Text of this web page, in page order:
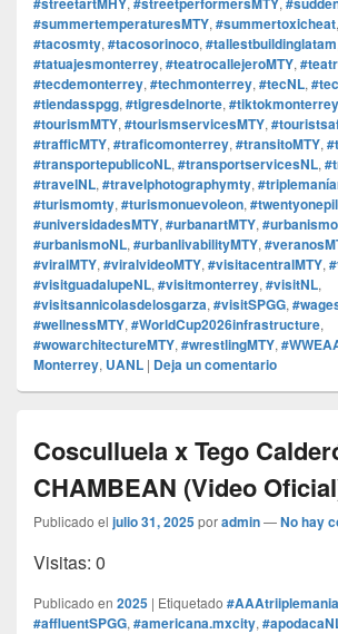
#summertemperaturesMTY, #summertoxicheat,
#tacosmty, #tacosorinoco, #tallestbuildinglatam
#tatuajesmonterrey, #teatrocallejeroMTY,
#tecdemonterrey, #techmonterrey, #tecNL,
#tiendasspgg, #tigresdelnorte, #tiktokmonterrey
#tourismMTY, #tourismservicesMTY,
#trafficMTY, #traficomonterrey, #transitoMTY,
#transportepublicoNL, #transportservicesNL,
#travelNL, #travelphotographymty,
#turismomty, #turismonuevoleon,
#universidadesMTY, #urbanartMTY,
#urbanismoNL, #urbanlivabilityMTY,
#viralMTY, #viralvideoMTY, #visitacentralMTY,
#visitguadalupeNL, #visitmonterrey, #visitNL,
#visitsannicolasdelosgarza, #visitSPGG,
#wellnessMTY, #WorldCup2026infrastructure,
#wowarchitectureMTY, #wrestlingMTY,
Monterrey, UANL | Deja un comentario
Cosculluela x Tego
CHAMBEAN (Video
Publicado el julio 31, 2025poradmin—No hay
Visitas: 0
Publicado en 2025 | Etiquetado
#affluentSPGG, #americana.mxcity,